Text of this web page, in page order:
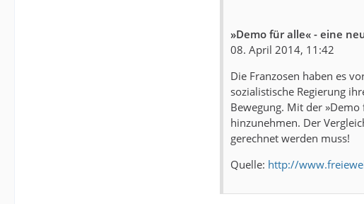
»Demo für alle« - eine
08. April 2014, 11:42
Die Franzosen haben es
sozialistische Regierung
Bewegung. Mit der
hinzunehmen. Der
gerechnet werden muss!
Quelle: http://